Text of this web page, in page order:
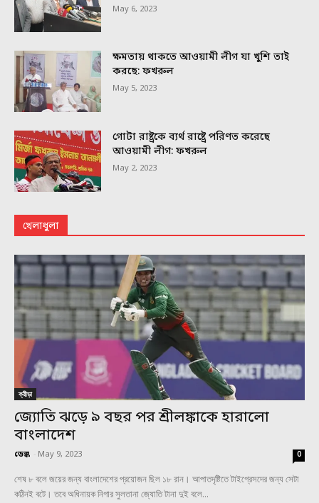
May 6, 2023
ক্ষমতায় থাকতে আওয়ামী লীগ যা খুশি তাই
করছে: ফখরুল
May 5, 2023
গোটা রাষ্ট্রকে ব্যর্থ রাষ্ট্রে পরিণত করেছে
আওয়ামী লীগ: ফখরুল
May 2, 2023
খেলাধুলা
ক্রীড়া
জ্যোতি ঝড়ে ৯ বছর পর শ্রীলঙ্কাকে হারালো
বাংলাদেশ
ডেস্ক - May 9, 2023 0
শেষ ৮ বলে জয়ের জন্য বাংলাদেশের প্রয়োজন ছিল ১৮ রান। আপাতদৃষ্টিতে টাইগ্রেসদের জন্য সেটা
কঠিনই বটে। তবে অধিনায়ক নিগার সুলতানা জ্যোতি টানা দুই বলে...